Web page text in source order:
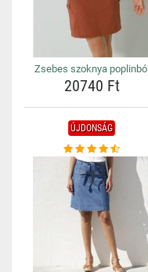
Zsebes szoknya poplinból
20740 Ft
ÚJDONSÁG